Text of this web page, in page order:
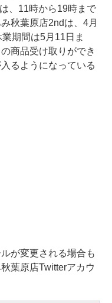
、11時から19時まで
秋葉原店2ndは、4月
期間は5月11日ま
商品受け取りができ
るようになっている
が変更される場合も
葉原店Twitterアカウ